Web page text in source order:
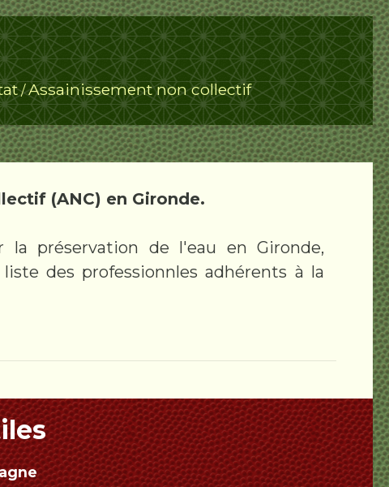
/Assainissement non collectif
(ANC) en Gironde.
préservation de l'eau en Gironde,
des professionnles adhérents à la